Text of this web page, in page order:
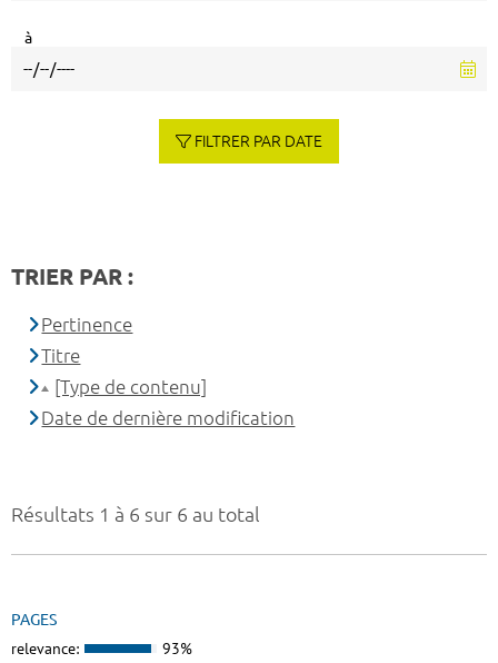
Résultats 1 à 6 sur 6 au total
PAGES
relevance: 93%
à
FILTRER PAR DATE
TRIER PAR :
Pertinence
Titre
[Type de contenu]
Date de dernière modification